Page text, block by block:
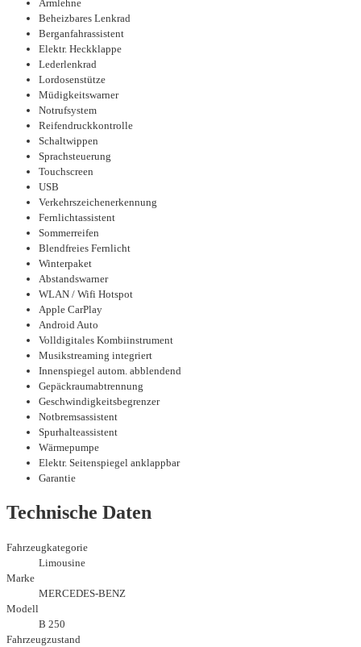
Armlehne
Beheizbares Lenkrad
Berganfahrassistent
Elektr. Heckklappe
Lederlenkrad
Lordosenstütze
Müdigkeitswarner
Notrufsystem
Reifendruckkontrolle
Schaltwippen
Sprachsteuerung
Touchscreen
USB
Verkehrszeichenerkennung
Fernlichtassistent
Sommerreifen
Blendfreies Fernlicht
Winterpaket
Abstandswarner
WLAN / Wifi Hotspot
Apple CarPlay
Android Auto
Volldigitales Kombiinstrument
Musikstreaming integriert
Innenspiegel autom. abblendend
Gepäckraumabtrennung
Geschwindigkeitsbegrenzer
Notbremsassistent
Spurhalteassistent
Wärmepumpe
Elektr. Seitenspiegel anklappbar
Garantie
Technische Daten
Fahrzeugkategorie
Limousine
Marke
MERCEDES-BENZ
Modell
B 250
Fahrzeugzustand